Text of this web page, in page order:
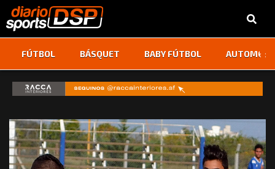
FÚTBOL BÁSQUET BABY FÚTBOL ‹ ›